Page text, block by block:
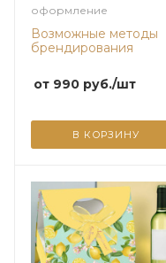
(лимонное) 125г из
коллекции Лимонная
оформление
Возможные методы
брендирования
от 990 руб./шт
В КОРЗИНУ